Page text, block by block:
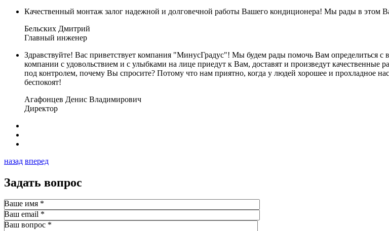
Качественный монтаж залог надежной и долговечной работы Вашего кондиционера! Мы рады в этом
Бельских Дмитрий
Главный инженер
Здравствуйте! Вас приветствует компания "МинусГрадус"! Мы будем рады помочь Вам определиться
компании с удовольствием и с улыбками на лице приедут к Вам, доставят и произведут
под контролем, почему Вы спросите? Потому что нам приятно, когда у людей хорошее и прохладное
беспокоят!
Агафонцев Денис Владимирович
Директор
назад вперед
Задать вопрос
Ваше имя *
Ваш email *
Ваш вопрос *